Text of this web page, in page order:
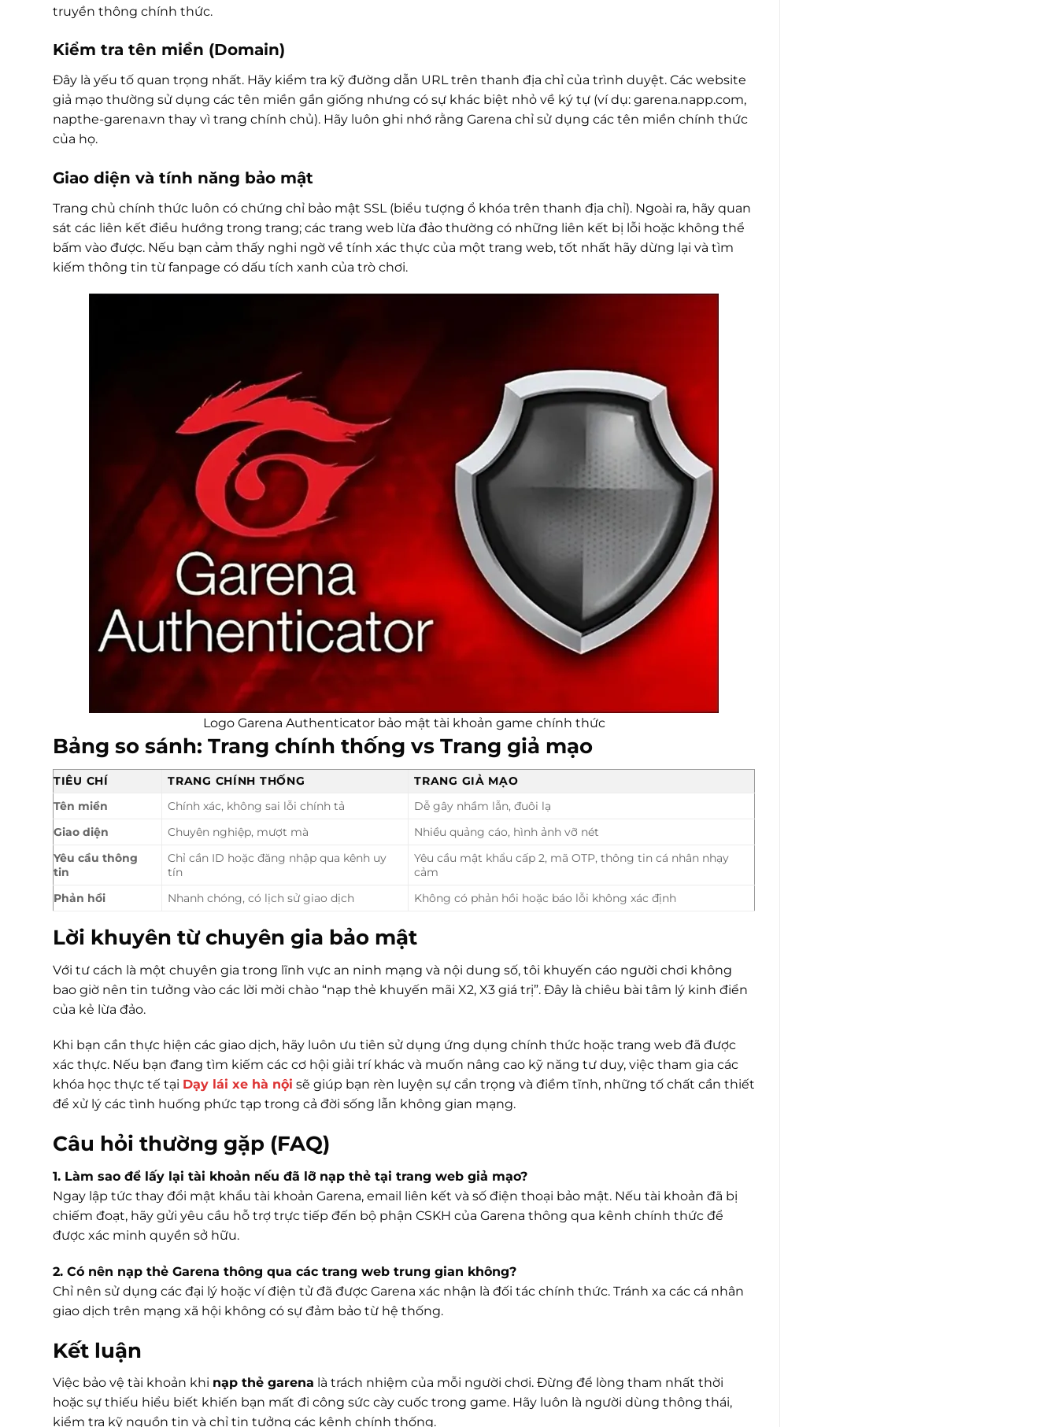
truyền thông chính thức.
Kiểm tra tên miền (Domain)
Đây là yếu tố quan trọng nhất. Hãy kiểm tra kỹ đường dẫn URL trên thanh địa chỉ của trình duyệt. Các website
giả mạo thường sử dụng các tên miền gần giống nhưng có sự khác biệt nhỏ về ký tự (ví dụ: garena.napp.com,
napthe-garena.vn thay vì trang chính chủ). Hãy luôn ghi nhớ rằng Garena chỉ sử dụng các tên miền chính thức
của họ.
Giao diện và tính năng bảo mật
Trang chủ chính thức luôn có chứng chỉ bảo mật SSL (biểu tượng ổ khóa trên thanh địa chỉ). Ngoài ra, hãy quan
sát các liên kết điều hướng trong trang; các trang web lừa đảo thường có những liên kết bị lỗi hoặc không thể
bấm vào được. Nếu bạn cảm thấy nghi ngờ về tính xác thực của một trang web, tốt nhất hãy dừng lại và tìm
kiếm thông tin từ fanpage có dấu tích xanh của trò chơi.
Logo Garena Authenticator bảo mật tài khoản game chính thức
Bảng so sánh: Trang chính thống vs Trang giả mạo
TIÊU CHÍ TRANG CHÍNH THỐNG
TRANG GIẢ MẠO
Tên miền
Chính xác, không sai lỗi chính tả
Dễ gây nhầm lẫn, đuôi lạ
Giao diện
Chuyên nghiệp, mượt mà
Nhiều quảng cáo, hình ảnh vỡ nét
Yêu cầu thông
tin
Chỉ cần ID hoặc đăng nhập qua kênh uy
tín
Yêu cầu mật khẩu cấp 2, mã OTP, thông tin cá nhân nhạy
cảm
Phản hồi
Nhanh chóng, có lịch sử giao dịch Không có phản hồi hoặc báo lỗi không xác định
Lời khuyên từ chuyên gia bảo mật
Với tư cách là một chuyên gia trong lĩnh vực an ninh mạng và nội dung số, tôi khuyến cáo người chơi không
bao giờ nên tin tưởng vào các lời mời chào “nạp thẻ khuyến mãi X2, X3 giá trị”. Đây là chiêu bài tâm lý kinh điển
của kẻ lừa đảo.
Khi bạn cần thực hiện các giao dịch, hãy luôn ưu tiên sử dụng ứng dụng chính thức hoặc trang web đã được
xác thực. Nếu bạn đang tìm kiếm các cơ hội giải trí khác và muốn nâng cao kỹ năng tư duy, việc tham gia các
khóa học thực tế tại Dạy lái xe hà nội sẽ giúp bạn rèn luyện sự cẩn trọng và điềm tĩnh, những tố chất cần thiết
để xử lý các tình huống phức tạp trong cả đời sống lẫn không gian mạng.
Câu hỏi thường gặp (FAQ)
1. Làm sao để lấy lại tài khoản nếu đã lỡ nạp thẻ tại trang web giả mạo?
Ngay lập tức thay đổi mật khẩu tài khoản Garena, email liên kết và số điện thoại bảo mật. Nếu tài khoản đã bị
chiếm đoạt, hãy gửi yêu cầu hỗ trợ trực tiếp đến bộ phận CSKH của Garena thông qua kênh chính thức để
được xác minh quyền sở hữu.
2. Có nên nạp thẻ Garena thông qua các trang web trung gian không?
Chỉ nên sử dụng các đại lý hoặc ví điện tử đã được Garena xác nhận là đối tác chính thức. Tránh xa các cá nhân
giao dịch trên mạng xã hội không có sự đảm bảo từ hệ thống.
Kết luận
Việc bảo vệ tài khoản khi nạp thẻ garena là trách nhiệm của mỗi người chơi. Đừng để lòng tham nhất thời
hoặc sự thiếu hiểu biết khiến bạn mất đi công sức cày cuốc trong game. Hãy luôn là người dùng thông thái,
kiểm tra kỹ nguồn tin và chỉ tin tưởng các kênh chính thống.